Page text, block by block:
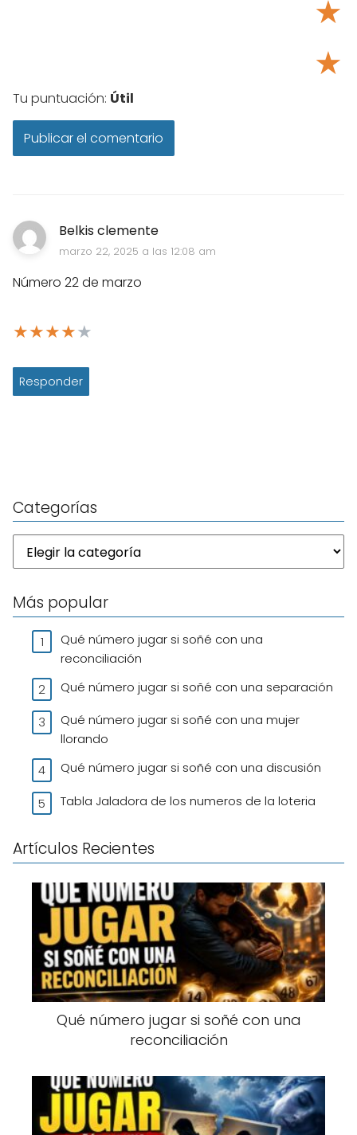
Belkis clemente
marzo 22, 2025 a las 12:08 am
Número 22 de marzo
★★★★★
Responder
★
★
Tu puntuación: Útil
Categorías
Más popular
Qué número jugar si soñé con una
reconciliación
Qué número jugar si soñé con una separación
Qué número jugar si soñé con una mujer
llorando
Qué número jugar si soñé con una discusión
Tabla Jaladora de los numeros de la loteria
Artículos Recientes
Qué número jugar si soñé con una
reconciliación